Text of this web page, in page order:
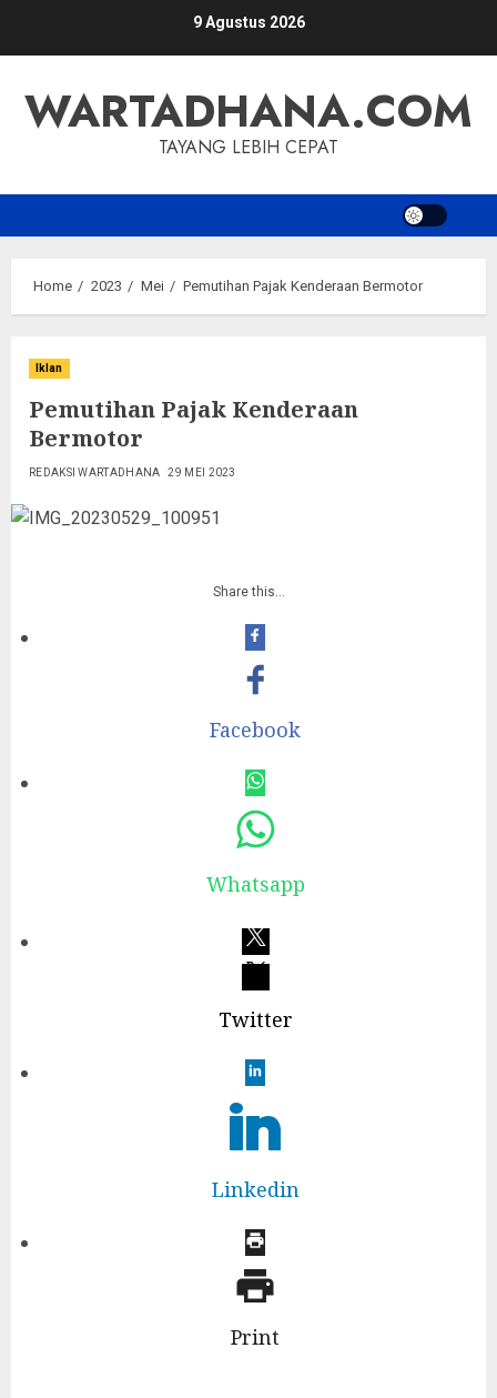
9 Agustus 2026
WARTADHANA.COM
TAYANG LEBIH CEPAT
Home 2023 Mei Pemutihan Pajak Kenderaan Bermotor
Iklan
Pemutihan Pajak Kenderaan
Bermotor
REDAKSI WARTADHANA 29 MEI 2023
Share this…
Facebook
Whatsapp
Twitter
Linkedin
Print